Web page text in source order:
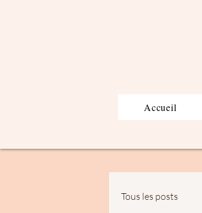
Accueil
Tous les posts